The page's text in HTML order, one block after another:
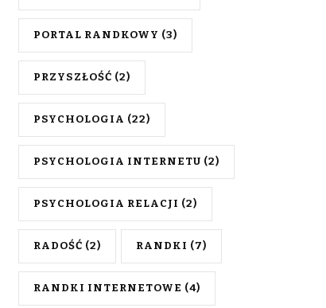
PORTAL RANDKOWY (3)
PRZYSZŁOŚĆ (2)
PSYCHOLOGIA (22)
PSYCHOLOGIA INTERNETU (2)
PSYCHOLOGIA RELACJI (2)
RADOŚĆ (2) RANDKI (7)
RANDKI INTERNETOWE (4)